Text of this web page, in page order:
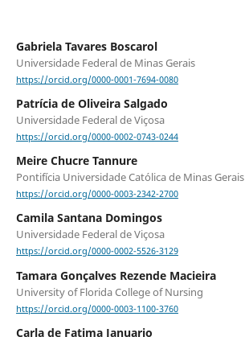
Gabriela Tavares Boscarol
Universidade Federal de Minas Gerais
https://orcid.org/0000-0001-7694-0080
Patrícia de Oliveira Salgado
Universidade Federal de Viçosa
https://orcid.org/0000-0002-0743-0244
Meire Chucre Tannure
Pontifícia Universidade Católica de Minas Gerais
https://orcid.org/0000-0003-2342-2700
Camila Santana Domingos
Universidade Federal de Viçosa
https://orcid.org/0000-0002-5526-3129
Tamara Gonçalves Rezende Macieira
University of Florida College of Nursing
https://orcid.org/0000-0003-1100-3760
Carla de Fatima Januario